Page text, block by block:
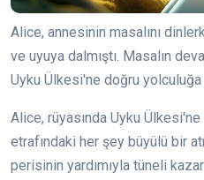
Alice, annesinin masalını
ve uyuya dalmıştı. Masalın
Uyku Ülkesi'ne doğru yolculuğa
Alice, rüyasında Uyku Ülkesi'ne
etrafındaki her şey büyülü bir
perisinin yardımıyla tüneli